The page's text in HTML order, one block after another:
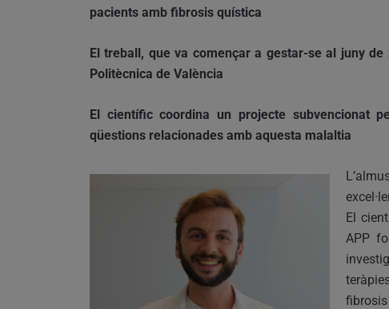
pacients amb fibrosis quística
El treball, que va començar a gestar-se al juny
Politècnica de València
El científic coordina un projecte subvencionat
qüestions relacionades amb aquesta malaltia
El
APP